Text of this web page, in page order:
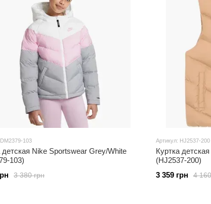
103
детская Nike Sportswear Grey/White
103)
3 380 грн
Артикул: HJ2537-200
Куртка
(HJ2537-200)
4
3 359 грн